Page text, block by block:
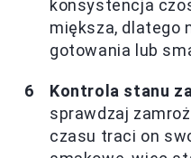
konsystencja
miększa, dlatego
gotowania lub
Kontrola stanu
sprawdzaj
czasu traci on